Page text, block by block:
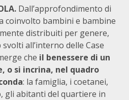
Dall’approfondimento di
coinvolto bambini e bambine
distribuiti per genere,
all’interno delle Case
che il benessere di un
o si incrina, nel quadro
: la famiglia, i coetanei,
gli abitanti del quartiere in